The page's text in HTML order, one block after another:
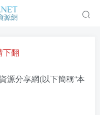
下翻
源分享網(以下簡稱“本